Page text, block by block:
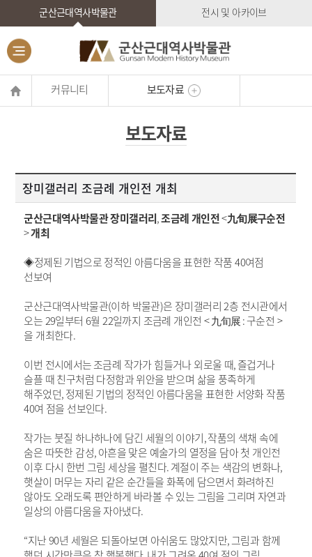
군산근대역사박물관 전시 및 아카이브
커뮤니티 보도자료
보도자료
장미갤러리 조금례 개인전 개최
군산근대역사박물관 장미갤러리,조금례 개인전<九旬展구순전
>개최
◈정제된 기법으로 정적인 아름다움을 표현한 작품40여점
선보여
군산근대역사박물관(이하 박물관)은 장미갤러리2층 전시관에서
오는29일부터 6월22일까지 조금례 개인전 <九旬展:구순전 >
을 개최한다.
이번 전시에서는조금례 작가가 힘들거나 외로울 때,즐겁거나
슬플 때 친구처럼 다정함과 위안을 받으며 삶을 풍족하게
해주었던,정제된 기법의 정적인 아름다움을 표현한 서양화 작품
40여 점을 선보인다.
작가는 붓질 하나하나에 담긴 세월의 이야기,작품의 색채 속에
숨은 따뜻한 감성,아흔을 맞은 예술가의 열정을 담아 첫 개인전
이후 다시 한번 그림 세상을 펼친다.계절이 주는 색감의 변화나,
햇살이 머무는 자리 같은 순간들을 화폭에 담으면서 화려하진
않아도 오래도록 편안하게 바라볼 수 있는 그림을 그리며 자연과
일상의 아름다움을 자아냈다.
“지난90년 세월은 되돌아보면 아쉬움도 많았지만,그림과 함께